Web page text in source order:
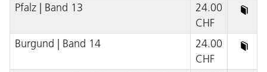
Pfalz | Band 13
24.00
CHF
Burgund | Band 14
24.00
CHF